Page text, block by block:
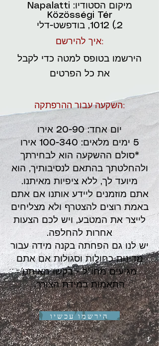
מיקום הסטודיו: Napalatti
Közösségi Tér
2.) 1012, בודפשט-דלי
איך להירשם:
הירשמו בטופס למטה כדי לקבל
את כל הפרטים
השקעה עבור ההרפתקה:
יום אחד: 20-90 אירו
5 ימים מלאים: 100-340 אירו
*סולם ההשקעה הוא לבחירתך
ולהחלטתך בהתאם לנסיבותיך, הוא
מיועד לך, ללא ציפיות מאיתנו.
אתם מוזמנים ליידע אותנו אם אתם
באמת רוצים להצטרף ולא מצליחים
לייצר את המטבע, ויש לכם הצעות
אחרות להחלפה.
יש לנו גם הפחתה בקנה מידה עבור
מדינות כחולות וסגולות אם אתם
מגיעים מחו"ל - בקשו מאיתנו
התאמות במידת הצורך.
הירשמו עכשיו